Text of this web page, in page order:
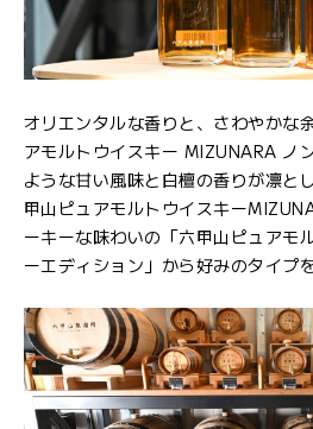
オリエンタルな香りと、さわやかな
アモルトウイスキー MIZUNARA ノ
ような甘い風味と白檀の香りが凛と
甲山ピュアモルトウイスキー
ーキーな味わいの「六甲山ピュアモ
ーエディション」から好みのタイプ